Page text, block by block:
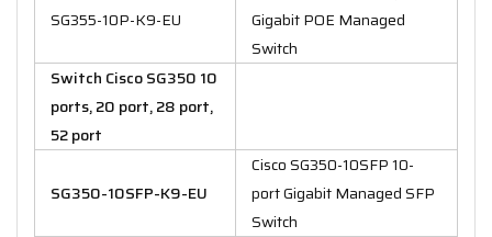
SG355-10P-K9-EU
Gigabit POE Managed
Switch
Switch Cisco SG350 10
ports, 20 port, 28 port,
52 port
SG350-10SFP-K9-EU
Cisco SG350-10SFP 10-
port Gigabit Managed SFP
Switch